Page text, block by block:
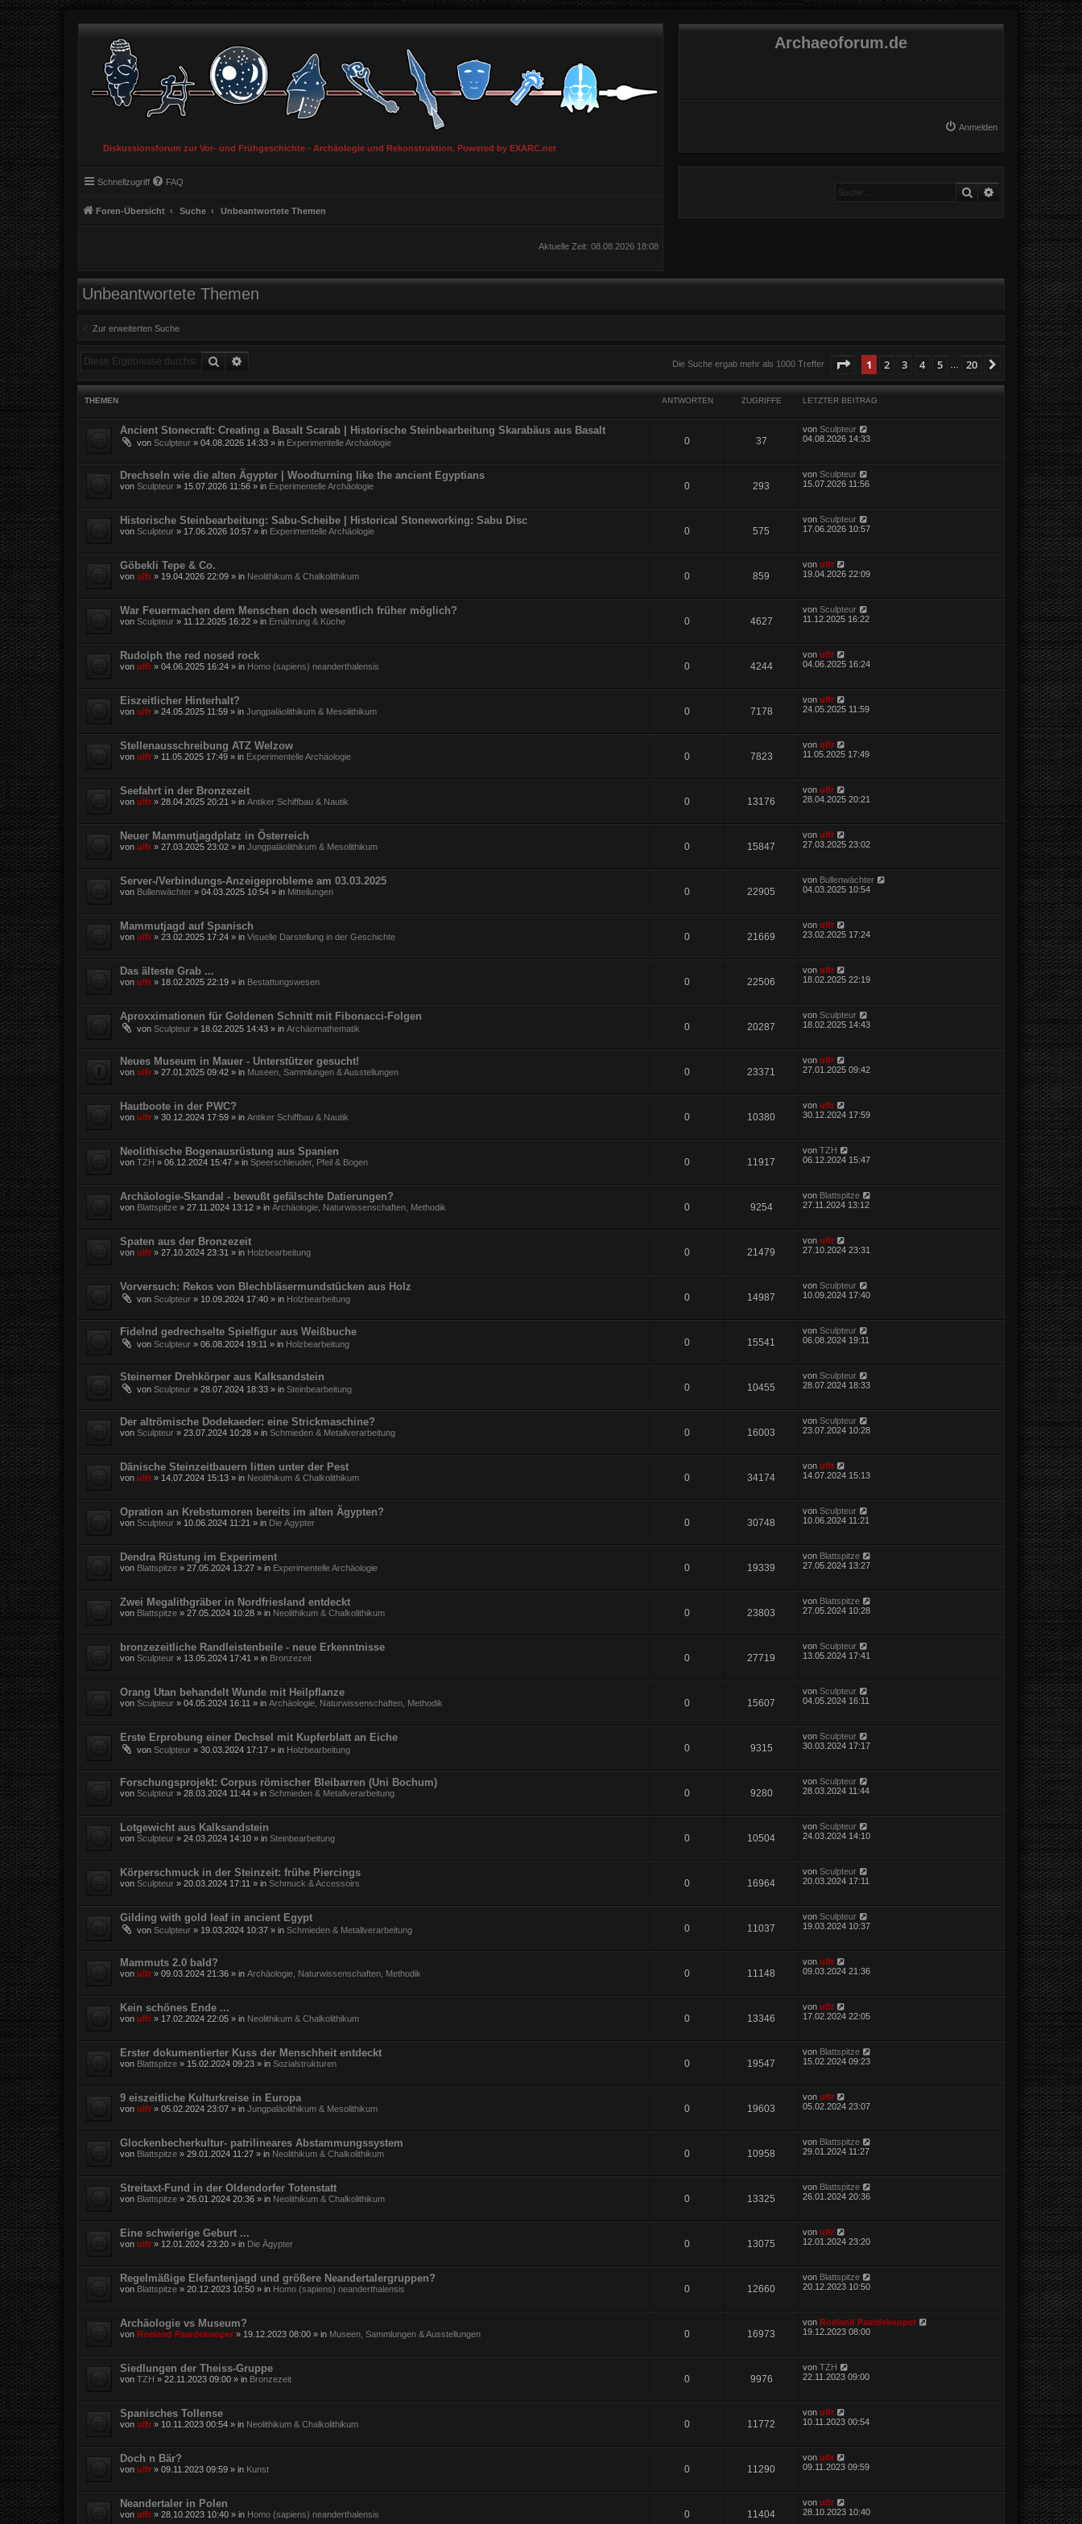
Diskussionsforum zur Vor- und Frühgeschichte - Archäologie und Rekonstruktion. Powered by EXARC.net
Archaeoforum.de
Anmelden
Schnellzugriff FAQ
Foren-Übersicht Suche Unbeantwortete Themen
Suche Erweiterte Suche
Aktuelle Zeit: 08.08.2026 18:08
Unbeantwortete Themen
Zur erweiterten Suche
Suche Die Suche ergab mehr als 1000 Treffer Seite von20
1 2 3 4 5 20 Nächste
THEMEN ANTWORTEN ZUGRIFFE LETZTER BEITRAG
Ancient Stonecraft: Creating a Basalt Scarab | Historische Steinbearbeitung Skarabäus aus Basalt
von Sculpteur » 04.08.2026 14:33 » in Experimentelle Archäologie 0 37
von Sculpteur
04.08.2026 14:33
Drechseln wie die alten Ägypter | Woodturning like the ancient Egyptians
von Sculpteur » 15.07.2026 11:56 » in Experimentelle Archäologie 0 293
von Sculpteur
15.07.2026 11:56
Historische Steinbearbeitung: Sabu-Scheibe | Historical Stoneworking: Sabu Disc
von Sculpteur » 17.06.2026 10:57 » in Experimentelle Archäologie 0 575
von Sculpteur
17.06.2026 10:57
Göbekli Tepe & Co.
von ulfr » 19.04.2026 22:09 » in Neolithikum & Chalkolithikum 0 859
von ulfr
19.04.2026 22:09
War Feuermachen dem Menschen doch wesentlich früher möglich?
von Sculpteur » 11.12.2025 16:22 » in Ernährung & Küche 0 4627
von Sculpteur
11.12.2025 16:22
Rudolph the red nosed rock
von ulfr » 04.06.2025 16:24 » in Homo (sapiens) neanderthalensis 0 4244
von ulfr
04.06.2025 16:24
Eiszeitlicher Hinterhalt?
von ulfr » 24.05.2025 11:59 » in Jungpaläolithikum & Mesolithikum 0 7178
von ulfr
24.05.2025 11:59
Stellenausschreibung ATZ Welzow
von ulfr » 11.05.2025 17:49 » in Experimentelle Archäologie 0 7823
von ulfr
11.05.2025 17:49
Seefahrt in der Bronzezeit
von ulfr » 28.04.2025 20:21 » in Antiker Schiffbau & Nautik 0 13176
von ulfr
28.04.2025 20:21
Neuer Mammutjagdplatz in Österreich
von ulfr » 27.03.2025 23:02 » in Jungpaläolithikum & Mesolithikum 0 15847
von ulfr
27.03.2025 23:02
Server-/Verbindungs-Anzeigeprobleme am 03.03.2025
von Bullenwächter » 04.03.2025 10:54 » in Mitteilungen 0 22905
von Bullenwächter
04.03.2025 10:54
Mammutjagd auf Spanisch
von ulfr » 23.02.2025 17:24 » in Visuelle Darstellung in der Geschichte 0 21669
von ulfr
23.02.2025 17:24
Das älteste Grab ...
von ulfr » 18.02.2025 22:19 » in Bestattungswesen 0 22506
von ulfr
18.02.2025 22:19
Aproxximationen für Goldenen Schnitt mit Fibonacci-Folgen
von Sculpteur » 18.02.2025 14:43 » in Archäomathematik 0 20287
von Sculpteur
18.02.2025 14:43
Neues Museum in Mauer - Unterstützer gesucht!
von ulfr » 27.01.2025 09:42 » in Museen, Sammlungen & Ausstellungen 0 23371
von ulfr
27.01.2025 09:42
Hautboote in der PWC?
von ulfr » 30.12.2024 17:59 » in Antiker Schiffbau & Nautik 0 10380
von ulfr
30.12.2024 17:59
Neolithische Bogenausrüstung aus Spanien
von TZH » 06.12.2024 15:47 » in Speerschleuder, Pfeil & Bogen 0 11917
von TZH
06.12.2024 15:47
Archäologie-Skandal - bewußt gefälschte Datierungen?
von Blattspitze » 27.11.2024 13:12 » in Archäologie, Naturwissenschaften, Methodik 0 9254
von Blattspitze
27.11.2024 13:12
Spaten aus der Bronzezeit
von ulfr » 27.10.2024 23:31 » in Holzbearbeitung 0 21479
von ulfr
27.10.2024 23:31
Vorversuch: Rekos von Blechbläsermundstücken aus Holz
von Sculpteur » 10.09.2024 17:40 » in Holzbearbeitung 0 14987
von Sculpteur
10.09.2024 17:40
Fidelnd gedrechselte Spielfigur aus Weißbuche
von Sculpteur » 06.08.2024 19:11 » in Holzbearbeitung 0 15541
von Sculpteur
06.08.2024 19:11
Steinerner Drehkörper aus Kalksandstein
von Sculpteur » 28.07.2024 18:33 » in Steinbearbeitung 0 10455
von Sculpteur
28.07.2024 18:33
Der altrömische Dodekaeder: eine Strickmaschine?
von Sculpteur » 23.07.2024 10:28 » in Schmieden & Metallverarbeitung 0 16003
von Sculpteur
23.07.2024 10:28
Dänische Steinzeitbauern litten unter der Pest
von ulfr » 14.07.2024 15:13 » in Neolithikum & Chalkolithikum 0 34174
von ulfr
14.07.2024 15:13
Opration an Krebstumoren bereits im alten Ägypten?
von Sculpteur » 10.06.2024 11:21 » in Die Ägypter 0 30748
von Sculpteur
10.06.2024 11:21
Dendra Rüstung im Experiment
von Blattspitze » 27.05.2024 13:27 » in Experimentelle Archäologie 0 19339
von Blattspitze
27.05.2024 13:27
Zwei Megalithgräber in Nordfriesland entdeckt
von Blattspitze » 27.05.2024 10:28 » in Neolithikum & Chalkolithikum 0 23803
von Blattspitze
27.05.2024 10:28
bronzezeitliche Randleistenbeile - neue Erkenntnisse
von Sculpteur » 13.05.2024 17:41 » in Bronzezeit 0 27719
von Sculpteur
13.05.2024 17:41
Orang Utan behandelt Wunde mit Heilpflanze
von Sculpteur » 04.05.2024 16:11 » in Archäologie, Naturwissenschaften, Methodik 0 15607
von Sculpteur
04.05.2024 16:11
Erste Erprobung einer Dechsel mit Kupferblatt an Eiche
von Sculpteur » 30.03.2024 17:17 » in Holzbearbeitung 0 9315
von Sculpteur
30.03.2024 17:17
Forschungsprojekt: Corpus römischer Bleibarren (Uni Bochum)
von Sculpteur » 28.03.2024 11:44 » in Schmieden & Metallverarbeitung 0 9280
von Sculpteur
28.03.2024 11:44
Lotgewicht aus Kalksandstein
von Sculpteur » 24.03.2024 14:10 » in Steinbearbeitung 0 10504
von Sculpteur
24.03.2024 14:10
Körperschmuck in der Steinzeit: frühe Piercings
von Sculpteur » 20.03.2024 17:11 » in Schmuck & Accessoirs 0 16964
von Sculpteur
20.03.2024 17:11
Gilding with gold leaf in ancient Egypt
von Sculpteur » 19.03.2024 10:37 » in Schmieden & Metallverarbeitung 0 11037
von Sculpteur
19.03.2024 10:37
Mammuts 2.0 bald?
von ulfr » 09.03.2024 21:36 » in Archäologie, Naturwissenschaften, Methodik 0 11148
von ulfr
09.03.2024 21:36
Kein schönes Ende ...
von ulfr » 17.02.2024 22:05 » in Neolithikum & Chalkolithikum 0 13346
von ulfr
17.02.2024 22:05
Erster dokumentierter Kuss der Menschheit entdeckt
von Blattspitze » 15.02.2024 09:23 » in Sozialstrukturen 0 19547
von Blattspitze
15.02.2024 09:23
9 eiszeitliche Kulturkreise in Europa
von ulfr » 05.02.2024 23:07 » in Jungpaläolithikum & Mesolithikum 0 19603
von ulfr
05.02.2024 23:07
Glockenbecherkultur- patrilineares Abstammungssystem
von Blattspitze » 29.01.2024 11:27 » in Neolithikum & Chalkolithikum 0 10958
von Blattspitze
29.01.2024 11:27
Streitaxt-Fund in der Oldendorfer Totenstatt
von Blattspitze » 26.01.2024 20:36 » in Neolithikum & Chalkolithikum 0 13325
von Blattspitze
26.01.2024 20:36
Eine schwierige Geburt ...
von ulfr » 12.01.2024 23:20 » in Die Ägypter 0 13075
von ulfr
12.01.2024 23:20
Regelmäßige Elefantenjagd und größere Neandertalergruppen?
von Blattspitze » 20.12.2023 10:50 » in Homo (sapiens) neanderthalensis 0 12660
von Blattspitze
20.12.2023 10:50
Archäologie vs Museum?
von Roeland Paardekooper » 19.12.2023 08:00 » in Museen, Sammlungen & Ausstellungen 0 16973
von Roeland Paardekooper
19.12.2023 08:00
Siedlungen der Theiss-Gruppe
von TZH » 22.11.2023 09:00 » in Bronzezeit 0 9976
von TZH
22.11.2023 09:00
Spanisches Tollense
von ulfr » 10.11.2023 00:54 » in Neolithikum & Chalkolithikum 0 11772
von ulfr
10.11.2023 00:54
Doch n Bär?
von ulfr » 09.11.2023 09:59 » in Kunst 0 11290
von ulfr
09.11.2023 09:59
Neandertaler in Polen
von ulfr » 28.10.2023 10:40 » in Homo (sapiens) neanderthalensis 0 11404
von ulfr
28.10.2023 10:40